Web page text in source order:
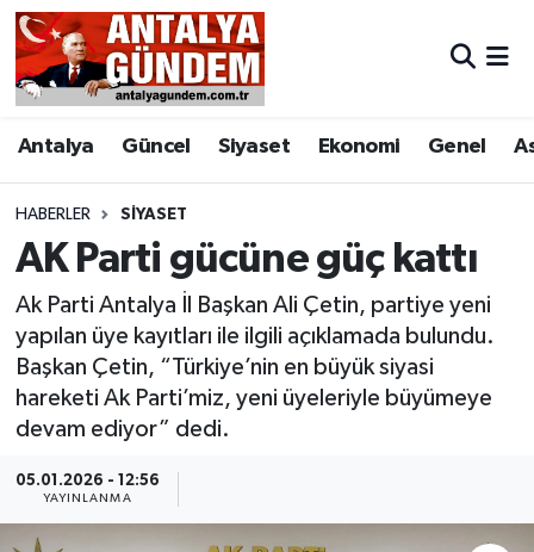
Antalya Güncel Siyaset Ekonomi Genel
HABERLER SIYASET
AK Parti gücüne güç kattı
Ak Parti Antalya İl Başkan Ali Çetin, partiye yeni
yapılan üye kayıtları ile ilgili açıklamada bulundu.
Başkan Çetin, “Türkiye’nin en büyük siyasi
hareketi Ak Parti’miz, yeni üyeleriyle büyümeye
devam ediyor” dedi.
05.01.2026 - 12:56
YAYINLANMA
Antalya
Asayiş
Bilim & Teknoloji
Bölge
EĞİTİM
Ekonomi
Antalya Nöbetçi Eczaneler
Antalya Hava Durumu
Antalya Namaz Vakitleri
Antalya Trafik Yoğunluk Haritası
Süper Lig Puan Durumu ve Fikstür
Tüm Manşetler